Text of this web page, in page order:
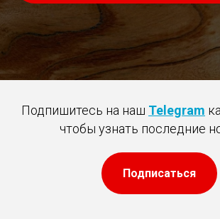
Подпишитесь на наш Telegram
чтобы узнать последние
Подписаться